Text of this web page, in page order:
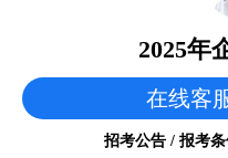
2025年
在线客
招考公告 / 报考